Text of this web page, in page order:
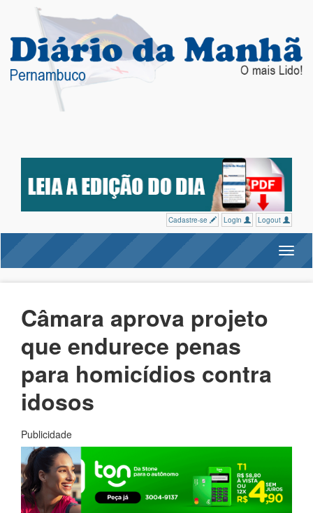
Cadastre-se Login Logout
Câmara aprova projeto
que endurece penas
para homicídios contra
idosos
Publicidade